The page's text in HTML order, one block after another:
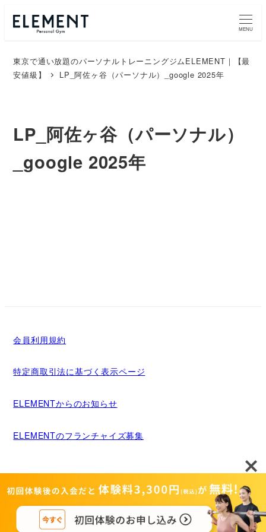
MENU
東京で通い放題のパーソナルトレーニングジムELEMENT｜【最
安値級】
LP_阿佐ヶ谷（パーソナル）_google 2025年
LP_阿佐ヶ谷（パーソナル）
_google 2025年
会員利用規約
特定商取引法に基づく表示ページ
ELEMENTからのお知らせ
ELEMENTのフランチャイズ募集
メディア掲載について 運営者情報
Copyright©MIGRIDS INC. ALL rights reserved.